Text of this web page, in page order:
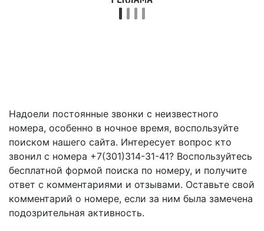
Надоели постоянные звонки с неизвестного
номера, особенно в ночное время, воспользуйте
поиском нашего сайта. Интересует вопрос кто
звонил с номера +7(301)314-31-41? Воспользуйтесь
бесплатной формой поиска по номеру, и получите
ответ с комментариями и отзывами. Оставьте свой
комментарий о номере, если за ним была замечена
подозрительная активность.